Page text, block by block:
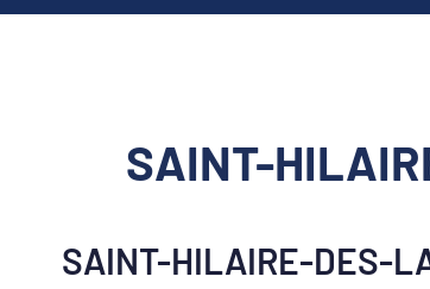
SAINT-
SAINT-HILAIRE-DES-